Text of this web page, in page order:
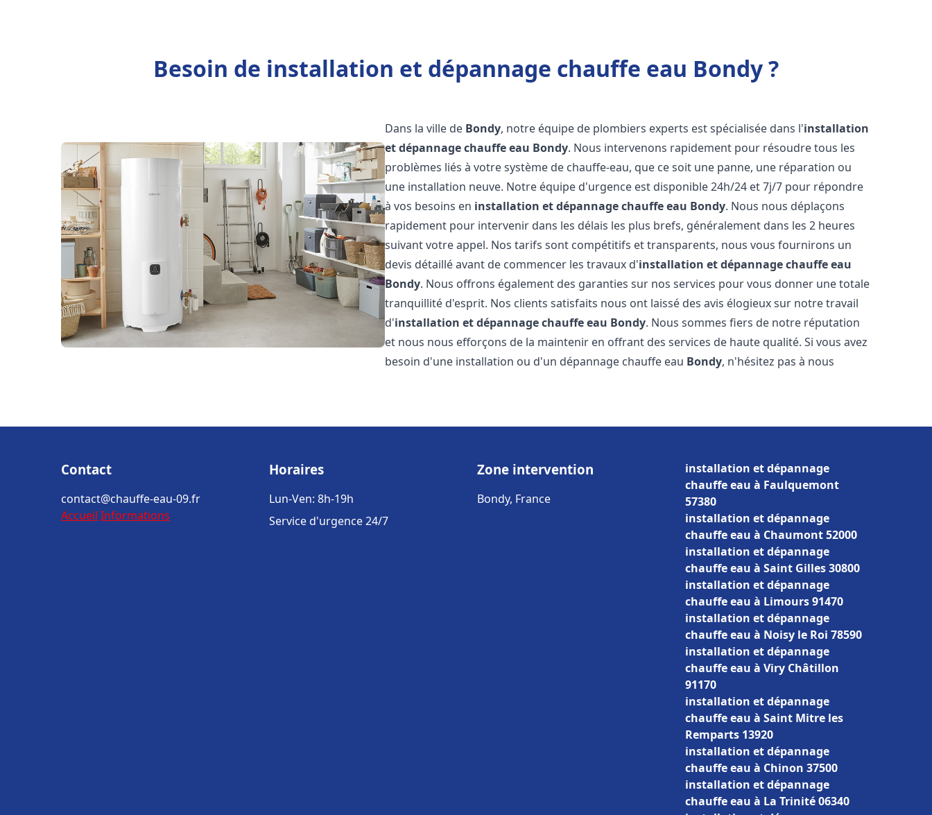
Besoin de installation et dépannage chauffe eau Bondy ?
Dans la ville de Bondy, notre équipe de plombiers experts est spécialisée dans l'installation
et dépannage chauffe eau Bondy. Nous intervenons rapidement pour résoudre tous les
problèmes liés à votre système de chauffe-eau, que ce soit une panne, une réparation ou
une installation neuve. Notre équipe d'urgence est disponible 24h/24 et 7j/7 pour répondre
à vos besoins en installation et dépannage chauffe eau Bondy. Nous nous déplaçons
rapidement pour intervenir dans les délais les plus brefs, généralement dans les 2 heures
suivant votre appel. Nos tarifs sont compétitifs et transparents, nous vous fournirons un
devis détaillé avant de commencer les travaux d'installation et dépannage chauffe eau
Bondy. Nous offrons également des garanties sur nos services pour vous donner une totale
tranquillité d'esprit. Nos clients satisfaits nous ont laissé des avis élogieux sur notre travail
d'installation et dépannage chauffe eau Bondy. Nous sommes fiers de notre réputation
et nous nous efforçons de la maintenir en offrant des services de haute qualité. Si vous avez
besoin d'une installation ou d'un dépannage chauffe eau Bondy, n'hésitez pas à nous
Contact
contact@chauffe-eau-09.fr
Accueil Informations
Horaires
Lun-Ven: 8h-19h
Service d'urgence 24/7
Zone intervention
Bondy, France
installation et dépannage
chauffe eau à Faulquemont
57380
installation et dépannage
chauffe eau à Chaumont 52000
installation et dépannage
chauffe eau à Saint Gilles 30800
installation et dépannage
chauffe eau à Limours 91470
installation et dépannage
chauffe eau à Noisy le Roi 78590
installation et dépannage
chauffe eau à Viry Châtillon
91170
installation et dépannage
chauffe eau à Saint Mitre les
Remparts 13920
installation et dépannage
chauffe eau à Chinon 37500
installation et dépannage
chauffe eau à La Trinité 06340